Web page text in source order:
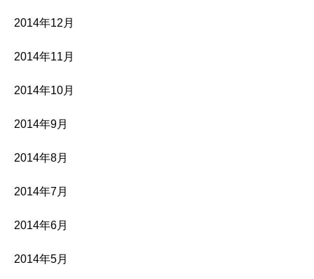
2014年12月
2014年11月
2014年10月
2014年9月
2014年8月
2014年7月
2014年6月
2014年5月